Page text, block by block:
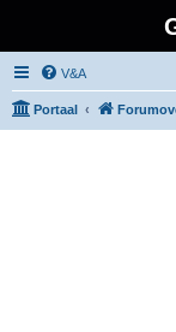
V&A
Portaal